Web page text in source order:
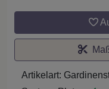
Artikelart: